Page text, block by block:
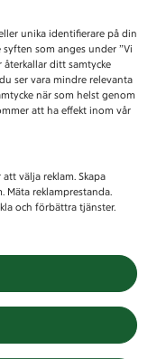
error
unika identifierare på din
som anges under ”Vi
ditt samtycke
ser vara mindre relevanta
när som helst genom
att ha effekt inom vår
välja reklam. Skapa
Mäta reklamprestanda.
och förbättra tjänster.